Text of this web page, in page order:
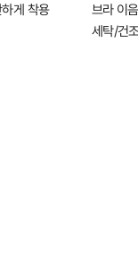
게 착용
브라 이
세탁/건